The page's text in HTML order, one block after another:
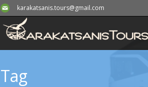
karakatsanis.tours@gmail.com
Tag